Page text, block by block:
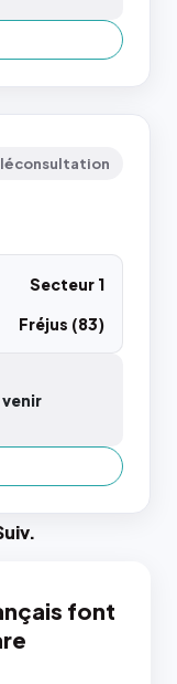
Secteur 1
Fréjus (83)
.
font